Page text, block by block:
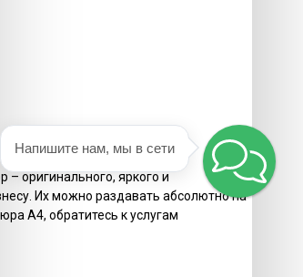
оригинального, яркого и
Их можно раздавать абсолютно на
А4, обратитесь к услугам
Напишите нам, мы в сети